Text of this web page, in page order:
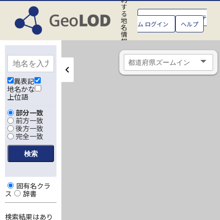
す
る
地
名
情
報
処
理
ス
テ
GeoLOD地名管理システ
ム ログイン ヘルプ
異表記
地名かな
上位語
部分一致
前方一致
後方一致
完全一致
固有名クラ
ス
辞書
検索結果はあり